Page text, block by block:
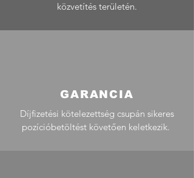
közvetítés területén.
GARANCIA
Díjfizetési kötelezettség csupán sikeres
pozícióbetöltést követően keletkezik.